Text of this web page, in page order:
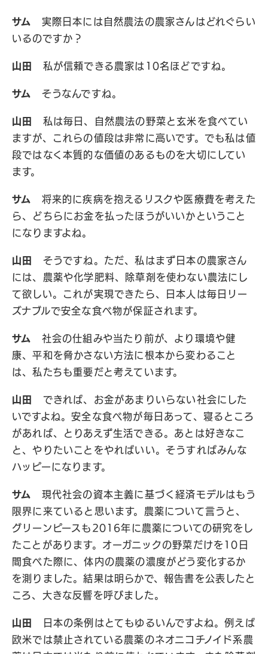
サム
実際日本には自然農法の農家さんはどれぐらい
いるのですか？
山田 私が信頼できる農家は10名ほどですね。
サム そうなんですね。
山田
私は毎日、自然農法の野菜と玄米を食べてい
ますが、これらの値段は非常に高いです。でも私は値
段ではなく本質的な価値のあるものを大切にしてい
ます。
サム
将来的に疾病を抱えるリスクや医療費を考えた
ら、どちらにお金を払ったほうがいいかということ
になりますよね。
山田
そうですね。ただ、私はまず日本の農家さん
には、農薬や化学肥料、除草剤を使わない農法にし
て欲しい。これが実現できたら、日本人は毎日リー
ズナブルで安全な食べ物が保証されます。
サム
社会の仕組みや当たり前が、より環境や健
康、平和を脅かさない方法に根本から変わること
は、私たちも重要だと考えています。
山田
できれば、お金があまりいらない社会にした
いですよね。安全な食べ物が毎日あって、寝るところ
があれば、とりあえず生活できる。あとは好きなこ
と、やりたいことをやればいい。そうすればみんな
ハッピーになります。
サム 現代社会の資本主義に基づく経済モデルはもう
限界に来ていると思います。農薬について言うと、
グリーンピースも2016年に農薬についての研究をし
たことがあります。オーガニックの野菜だけを10日
間食べた際に、体内の農薬の濃度がどう変化するか
を測りました。結果は明らかで、報告書を公表したと
ころ、大きな反響を呼びました。
山田
日本の条例はとてもゆるいんですよね。例えば
欧米では禁止されている農薬のネオニコチノイド系農